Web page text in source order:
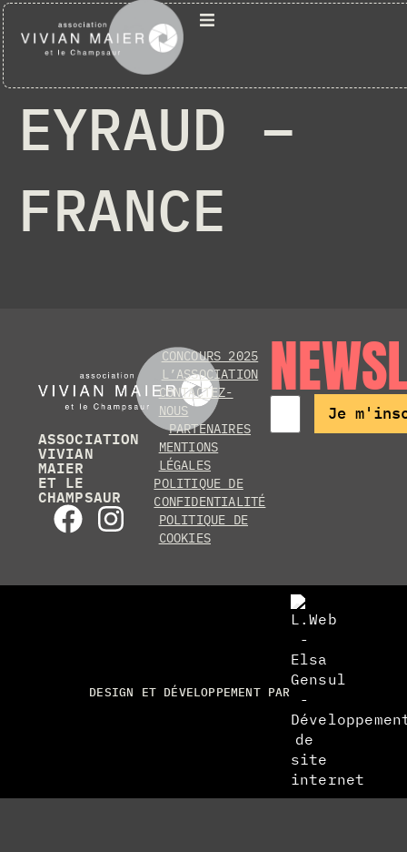
DELPHINE
EYRAUD –
FRANCE
ASSOCIATION
VIVIAN
MAIER
ET LE
CHAMPSAUR
CONCOURS 2025
L’ASSOCIATION
CONTACTEZ-
NOUS
PARTENAIRES
MENTIONS
LÉGALES
POLITIQUE DE
CONFIDENTIALITÉ
POLITIQUE DE
COOKIES
DESIGN ET DÉVELOPPEMENT PAR